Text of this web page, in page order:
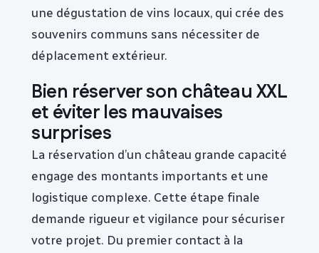
une dégustation de vins locaux, qui crée des
souvenirs communs sans nécessiter de
déplacement extérieur.
Bien réserver son château XXL
et éviter les mauvaises
surprises
La réservation d’un château grande capacité
engage des montants importants et une
logistique complexe. Cette étape finale
demande rigueur et vigilance pour sécuriser
votre projet. Du premier contact à la